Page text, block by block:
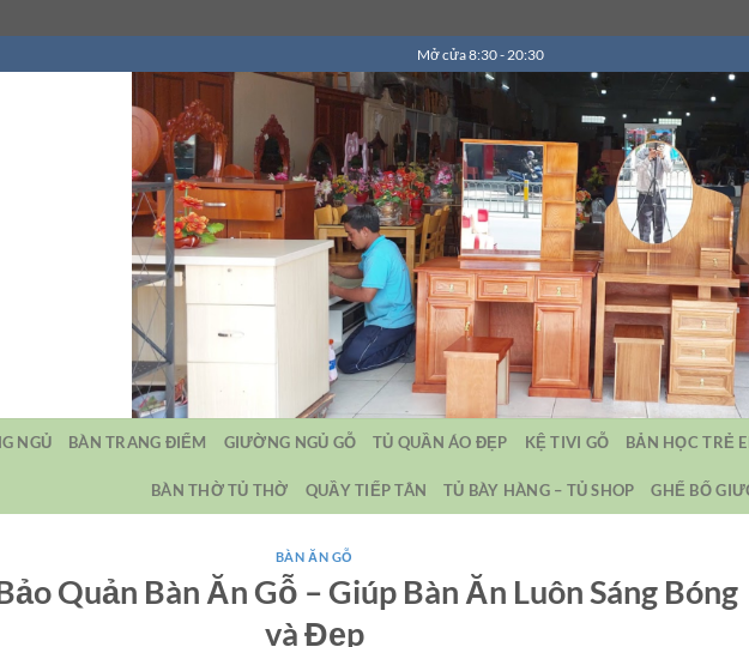
Mở cửa 8:30 - 20:30
NGỦ BÀN TRANG ĐIỂM GIƯỜNG NGỦ GỖ TỦ QUẦN ÁO ĐẸP KỆ TIVI GỖ BẢN HỌC TRẺ
BÀN THỜ TỦ THỜ QUẦY TIẾP TÂN TỦ BÀY HÀNG – TỦ SHOP GHẾ BỐ
BÀN ĂN GỖ
Quản Bàn Ăn Gỗ – Giúp Bàn Ăn Luôn Sáng Bóng
và Đẹp